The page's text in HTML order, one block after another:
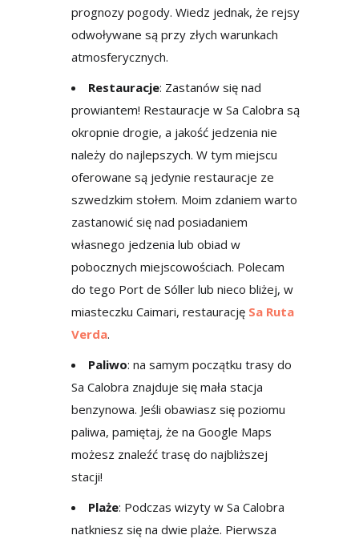
prognozy pogody. Wiedz jednak, że rejsy
odwoływane są przy złych warunkach
atmosferycznych.
Restauracje: Zastanów się nad
prowiantem! Restauracje w Sa Calobra są
okropnie drogie, a jakość jedzenia nie
należy do najlepszych. W tym miejscu
oferowane są jedynie restauracje ze
szwedzkim stołem. Moim zdaniem warto
zastanowić się nad posiadaniem
własnego jedzenia lub obiad w
pobocznych miejscowościach. Polecam
do tego Port de Sóller lub nieco bliżej, w
miasteczku Caimari, restaurację Sa Ruta
Verda.
Paliwo: na samym początku trasy do
Sa Calobra znajduje się mała stacja
benzynowa. Jeśli obawiasz się poziomu
paliwa, pamiętaj, że na Google Maps
możesz znaleźć trasę do najbliższej
stacji!
Plaże: Podczas wizyty w Sa Calobra
natkniesz się na dwie plaże. Pierwsza